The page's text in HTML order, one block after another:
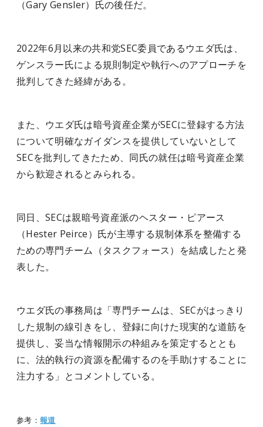
（Gary Gensler）氏の後任だ。
2022年6月以来の共和党SEC委員であるウエダ氏は、
ゲンスラー氏による規則制定や執行へのアプローチを
批判してきた経緯がある。
また、ウエダ氏は暗号資産企業がSECに登録する方法
について明確なガイダンスを提供していないとして
SECを批判してきたため、同氏の就任は暗号資産企業
から歓迎されるとみられる。
同日、SECは親暗号資産派のヘスター・ピアース
（Hester Peirce）氏が主導する規制体系を整備する
ための専門チーム（タスクフォース）を結成したと発
表した。
ウエダ氏の事務局は「専門チームは、SECがはっきり
した規制の線引きをし、登録に向けた現実的な道筋を
提供し、妥当な情報開示の枠組みを策定するととも
に、法的執行の資源を配備するのを手助けすることに
注力する」とコメントしている。
参考： 報道